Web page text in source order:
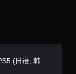
(日语, 韩